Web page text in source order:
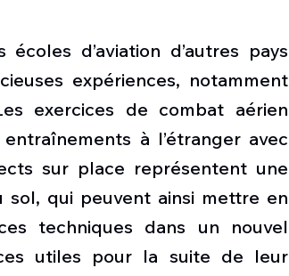
d’aviation d’autres pays
expériences, notamment
exercices de combat aérien
à l’étranger avec
sur place représentent une
qui peuvent ainsi mettre en
techniques dans un nouvel
utiles pour la suite de leur